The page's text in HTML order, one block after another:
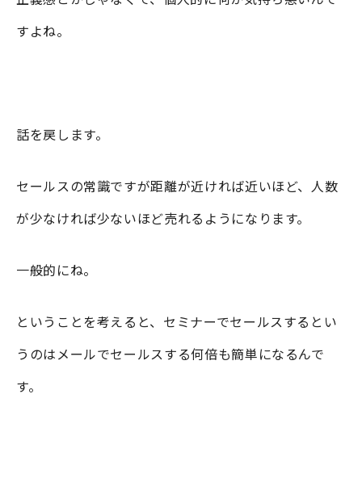
すよね。
話を戻します。
セールスの常識ですが距離が近ければ近いほど、人数
が少なければ少ないほど売れるようになります。
一般的にね。
ということを考えると、セミナーでセールスするとい
うのはメールでセールスする何倍も簡単になるんで
す。